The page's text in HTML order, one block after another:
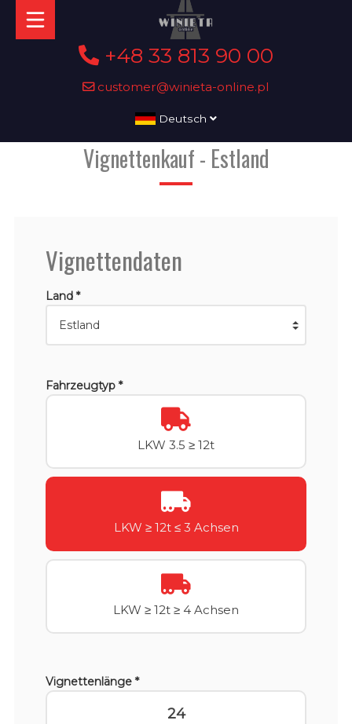
+48 33 813 90 00
customer@winieta-online.pl
Deutsch
Vignettenkauf - Estland
Vignettendaten
Land *
Fahrzeugtyp *
LKW 3.5 ≥ 12t
LKW ≥ 12t ≤ 3 Achsen
LKW ≥ 12t ≥ 4 Achsen
Vignettenlänge *
24